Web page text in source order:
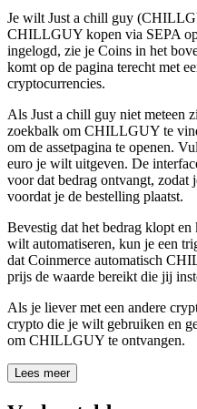
Je wilt Just a chill guy
CHILLGUY kopen via SEPA
ingelogd, zie je Coins in het
komt op de pagina terecht met
cryptocurrencies.
Als Just a chill guy niet meteen
zoekbalk om CHILLGUY te
om de assetpagina te openen.
euro je wilt uitgeven. De
voor dat bedrag ontvangt, zodat
voordat je de bestelling plaatst.
Bevestig dat het bedrag klopt
wilt automatiseren, kun je een
dat Coinmerce automatisch
prijs de waarde bereikt die jij
Als je liever met een andere
crypto die je wilt gebruiken en
om CHILLGUY te ontvangen.
Lees meer